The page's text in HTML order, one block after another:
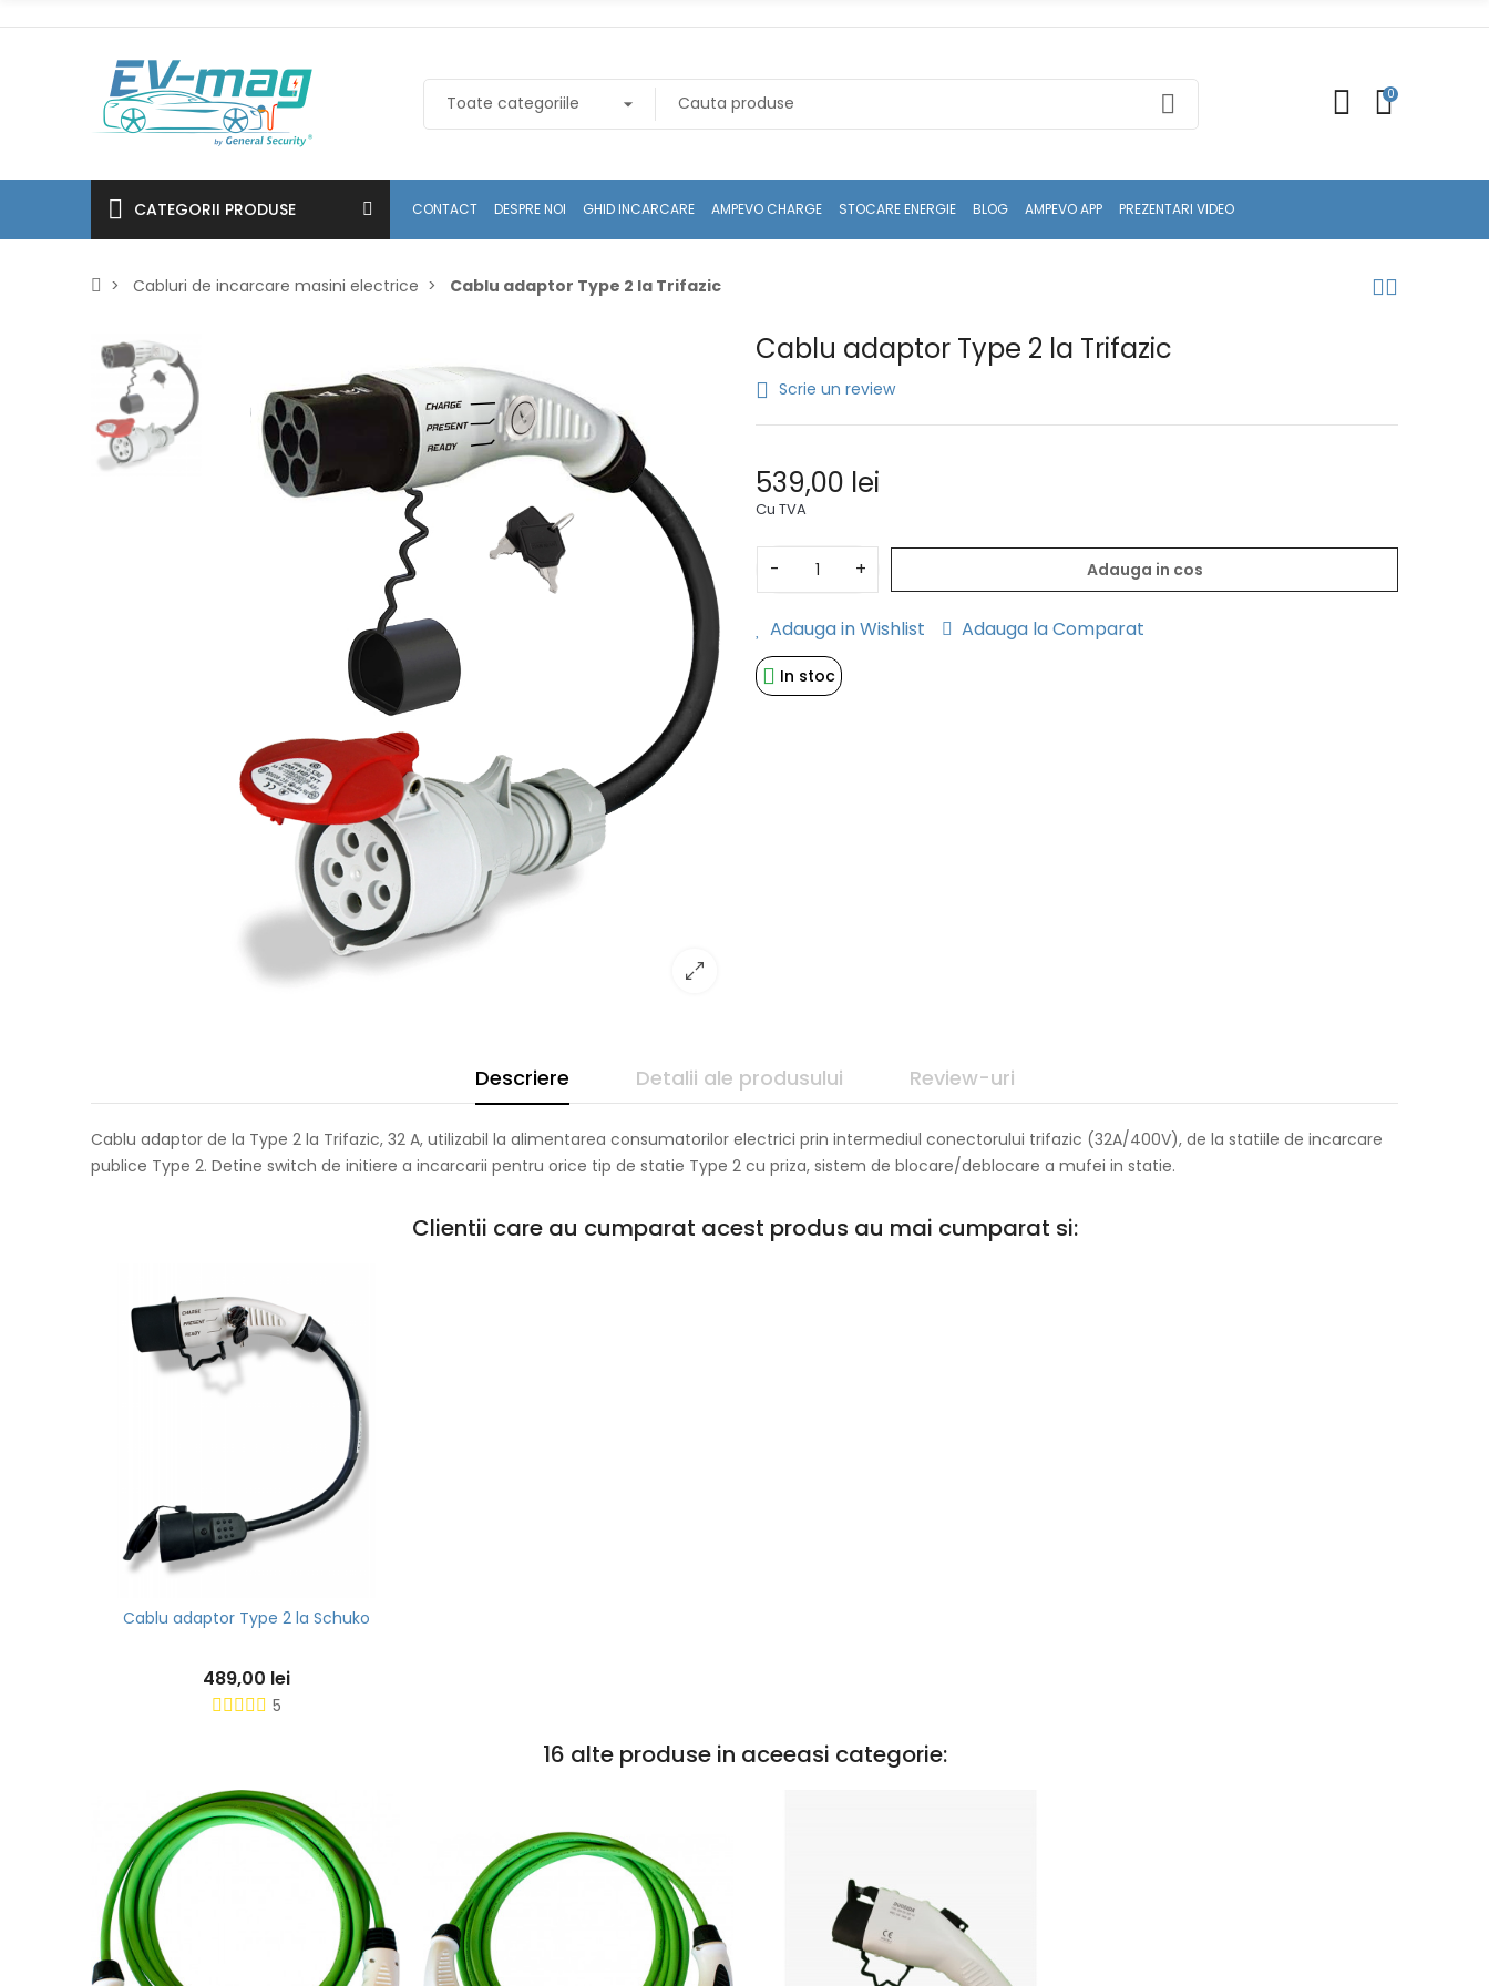
0
CATEGORII PRODUSE CONTACT DESPRE NOI GHID INCARCARE AMPEVO CHARGE STOCARE ENERGIE BLOG AMPEVO APP PREZENTARI VIDEO
Cabluri de incarcare masini electrice Cablu adaptor Type 2 la Trifazic
Cablu adaptor Type 2 la Trifazic
Scrie un review
539,00 lei
Cu TVA
- + Adauga in cos
Adauga in Wishlist Adauga la Comparat
In stoc
Descriere Detalii ale produsului Review-uri
Cablu adaptor de la Type 2 la Trifazic, 32 A, utilizabil la alimentarea consumatorilor electrici prin intermediul conectorului trifazic (32A/400V), de la statiile de incarcare
publice Type 2. Detine switch de initiere a incarcarii pentru orice tip de statie Type 2 cu priza, sistem de blocare/deblocare a mufei in statie.
Clientii care au cumparat acest produs au mai cumparat si:
Cablu adaptor Type 2 la Schuko
489,00 lei
5
16 alte produse in aceeasi categorie: